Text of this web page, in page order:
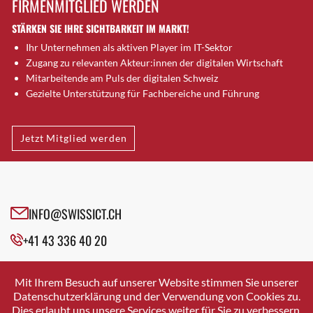
Brugg AG
Brütten
Bubendorf
Bubikon
Buchs (SG)
Bäretswil
Bülach
Cazis
Crissier
Davos Platz
Dierikon
Dietikon
FIRMENMITGLIED WERDEN
STÄRKEN SIE IHRE SICHTBARKEIT IM MARKT!
Ihr Unternehmen als aktiven Player im IT-Sektor
Zugang zu relevanten Akteur:innen der digitalen Wirtschaft
Mitarbeitende am Puls der digitalen Schweiz
Gezielte Unterstützung für Fachbereiche und Führung
Jetzt Mitglied werden
INFO@SWISSICT.CH
+41 43 336 40 20
SWISSICT
VULKANSTRASSE 120
8048 ZURICH
Mit Ihrem Besuch auf unserer Website stimmen Sie unserer
Datenschutzerklärung und der Verwendung von Cookies zu.
Dies erlaubt uns unsere Services weiter für Sie zu verbessern.